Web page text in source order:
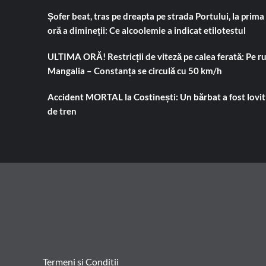
Șofer beat, tras pe dreapta pe strada Portului, la prima
oră a dimineții: Ce alcoolemie a indicat etilotestul
ULTIMA ORĂ! Restricții de viteză pe calea ferată: Pe
Mangalia – Constanța se circulă cu 50 km/h
Accident MORTAL la Costinești: Un bărbat a fost lovit
de tren
Termeni si Conditii